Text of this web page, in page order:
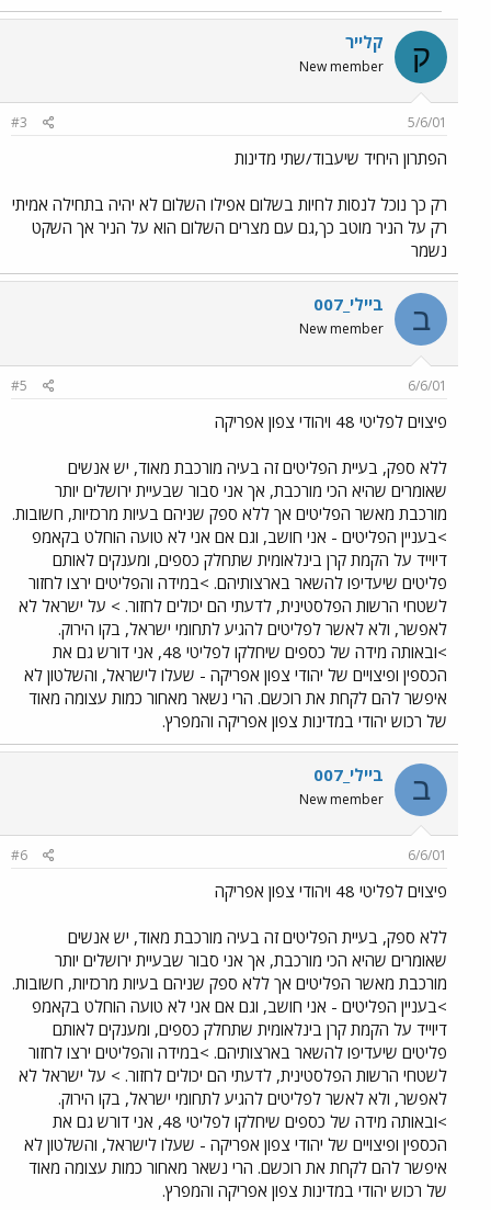
ק קלייר
New member
5/6/01
#3
הפתרון היחיד שיעבוד/שתי מדינות
רק כך נוכל לנסות לחיות בשלום אפילו השלום לא יהיה בתחילה אמיתי
רק על הניר מוטב כך,גם עם מצרים השלום הוא על הניר אך השקט
נשמר
ב ביילי_007
New member
6/6/01
#5
פיצוים לפליטי 48 ויהודי צפון אפריקה
ללא ספק, בעיית הפליטים זה בעיה מורכבת מאוד, יש אנשים
שאומרים שהיא הכי מורכבת, אך אני סבור שבעיית ירושלים יותר
מורכבת מאשר הפליטים אך ללא ספק שניהם בעיות מרכזיות, חשובות.
>בעניין הפליטים - אני חושב, וגם אם אני לא טועה הוחלט בקאמפ
דיוייד על הקמת קרן בינלאומית שתחלק כספים, ומענקים לאותם
פליטים שיעדיפו להשאר בארצותיהם. >במידה והפליטים ירצו לחזור
לשטחי הרשות הפלסטינית, לדעתי הם יכולים לחזור. > על ישראל לא
לאפשר, ולא לאשר לפליטים להגיע לתחומי ישראל, בקו הירוק.
>ובאותה מידה של כספים שיחלקו לפליטי 48, אני דורש גם את
הכספין ופיצויים של יהודי צפון אפריקה - שעלו לישראל, והשלטון לא
איפשר להם לקחת את רוכשם. הרי נשאר מאחור כמות עצומה מאוד
של רכוש יהודי במדינות צפון אפריקה והמפרץ.
ב ביילי_007
New member
6/6/01
#6
פיצוים לפליטי 48 ויהודי צפון אפריקה
ללא ספק, בעיית הפליטים זה בעיה מורכבת מאוד, יש אנשים
שאומרים שהיא הכי מורכבת, אך אני סבור שבעיית ירושלים יותר
מורכבת מאשר הפליטים אך ללא ספק שניהם בעיות מרכזיות, חשובות.
>בעניין הפליטים - אני חושב, וגם אם אני לא טועה הוחלט בקאמפ
דיוייד על הקמת קרן בינלאומית שתחלק כספים, ומענקים לאותם
פליטים שיעדיפו להשאר בארצותיהם. >במידה והפליטים ירצו לחזור
לשטחי הרשות הפלסטינית, לדעתי הם יכולים לחזור. > על ישראל לא
לאפשר, ולא לאשר לפליטים להגיע לתחומי ישראל, בקו הירוק.
>ובאותה מידה של כספים שיחלקו לפליטי 48, אני דורש גם את
הכספין ופיצויים של יהודי צפון אפריקה - שעלו לישראל, והשלטון לא
איפשר להם לקחת את רוכשם. הרי נשאר מאחור כמות עצומה מאוד
של רכוש יהודי במדינות צפון אפריקה והמפרץ.